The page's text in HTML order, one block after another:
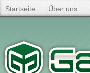
Startseite Über uns